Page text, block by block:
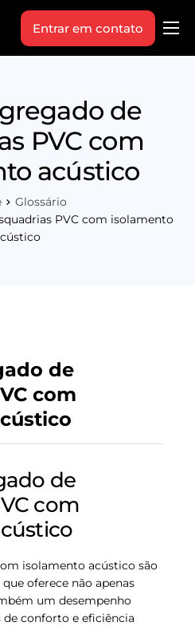
Entrar em contato
de
PVC com
acústico
Glossário
PVC com isolamento
de
com
de
com
isolamento acústico são
oferece não apenas
um desempenho
conforto e eficiência